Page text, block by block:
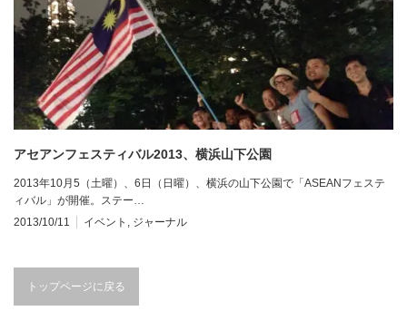
アセアンフェスティバル2013、横浜山下公園
2013年10月5（土曜）、6日（日曜）、横浜の山下公園で「ASEANフェステ
ィバル」が開催。ステー…
2013/10/11
イベント ジャーナル
トップページに戻る